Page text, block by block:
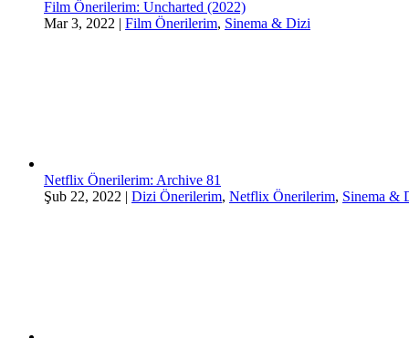
Film Önerilerim: Uncharted (2022)
Mar 3, 2022 | Film Önerilerim, Sinema & Dizi
Netflix Önerilerim: Archive 81
Şub 22, 2022 | Dizi Önerilerim, Netflix Önerilerim, Sinema &